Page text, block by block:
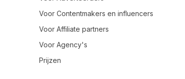
Voor Contentmakers en influencers
Voor Affiliate partners
Voor Agency's
Prijzen